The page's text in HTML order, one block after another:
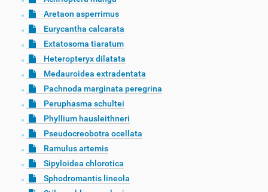
Aretaon asperrimus
Eurycantha calcarata
Extatosoma tiaratum
Heteropteryx dilatata
Medauroidea extradentata
Pachnoda marginata peregrina
Peruphasma schultei
Phyllium hausleithneri
Pseudocreobotra ocellata
Ramulus artemis
Sipyloidea chlorotica
Sphodromantis lineola